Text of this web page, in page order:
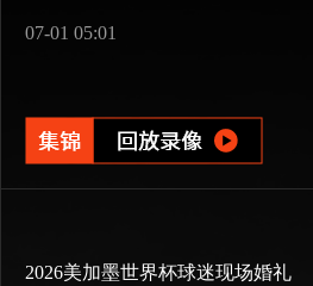
07-01 05:01
2026美加墨世界杯球迷现场婚礼